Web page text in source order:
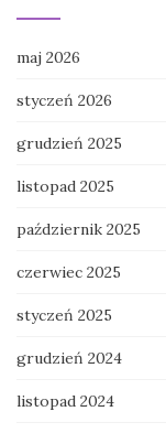
maj 2026
styczeń 2026
grudzień 2025
listopad 2025
październik 2025
czerwiec 2025
styczeń 2025
grudzień 2024
listopad 2024